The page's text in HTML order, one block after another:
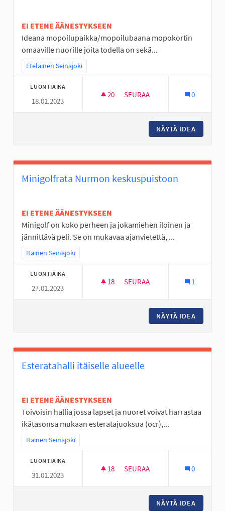
EI ETENE ÄÄNESTYKSEEN
Ideana mopoilupaikka/mopoilubaana mopokortin
omaaville nuorille joita todella on sekä...
Rajaa tulokset teeman mukaan: Eteläinen Seinäjoki
Eteläinen Seinäjoki
LUONTIAIKA
18.01.2023
20 20 SEURAAJAA
SEURAA 0
NÄYTÄ IDEA
Minigolfrata Nurmon keskuspuistoon
EI ETENE ÄÄNESTYKSEEN
Minigolf on koko perheen ja jokamiehen iloinen ja
jännittävä peli. Se on mukavaa ajanvietettä, ...
Rajaa tulokset teeman mukaan: Itäinen Seinäjoki
Itäinen Seinäjoki
LUONTIAIKA
27.01.2023
18 18 SEURAAJAA
SEURAA 1
NÄYTÄ IDEA
Esteratahalli itäiselle alueelle
EI ETENE ÄÄNESTYKSEEN
Toivoisin hallia jossa lapset ja nuoret voivat harrastaa
ikätasonsa mukaan esteratajuoksua (ocr),...
Rajaa tulokset teeman mukaan: Itäinen Seinäjoki
Itäinen Seinäjoki
LUONTIAIKA
31.01.2023
18 18 SEURAAJAA
SEURAA 0
NÄYTÄ IDEA